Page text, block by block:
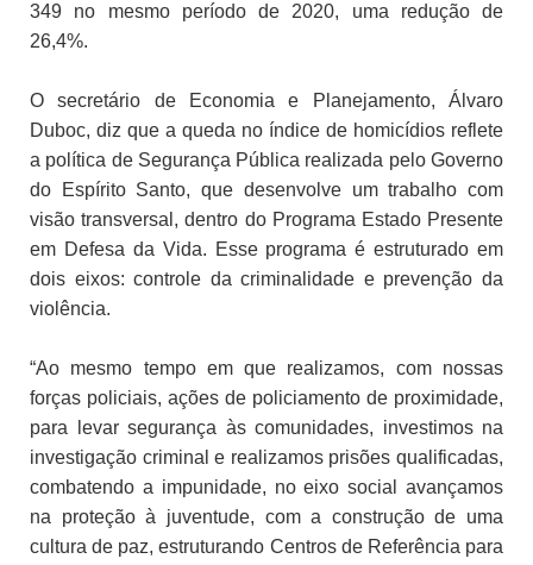
349 no mesmo período de 2020, uma redução de
26,4%.
O secretário de Economia e Planejamento, Álvaro
Duboc, diz que a queda no índice de homicídios reflete
a política de Segurança Pública realizada pelo Governo
do Espírito Santo, que desenvolve um trabalho com
visão transversal, dentro do Programa Estado Presente
em Defesa da Vida. Esse programa é estruturado em
dois eixos: controle da criminalidade e prevenção da
violência.
“Ao mesmo tempo em que realizamos, com nossas
forças policiais, ações de policiamento de proximidade,
para levar segurança às comunidades, investimos na
investigação criminal e realizamos prisões qualificadas,
combatendo a impunidade, no eixo social avançamos
na proteção à juventude, com a construção de uma
cultura de paz, estruturando Centros de Referência para